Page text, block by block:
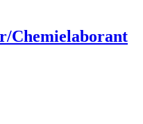
Chemielaborant